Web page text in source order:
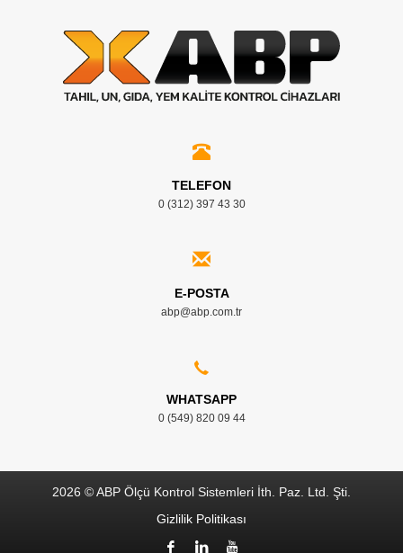
TELEFON
0 (312) 397 43 30
E-POSTA
abp@abp.com.tr
WHATSAPP
0 (549) 820 09 44
2026 © ABP Ölçü Kontrol Sistemleri İth. Paz. Ltd. Şti.
Gizlilik Politikası